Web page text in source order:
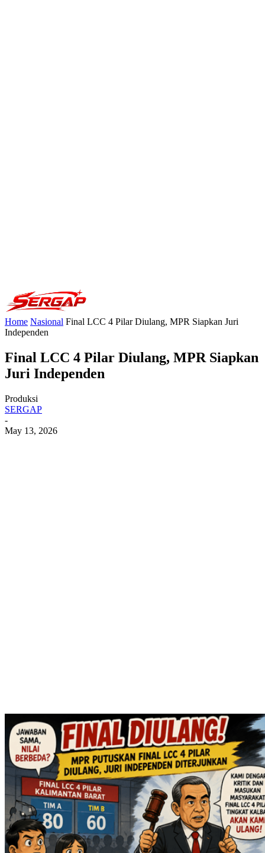
Home Nasional Final LCC 4 Pilar Diulang, MPR Siapkan Juri
Independen
Final LCC 4 Pilar Diulang, MPR Siapkan
Juri Independen
Produksi
SERGAP
-
May 13, 2026